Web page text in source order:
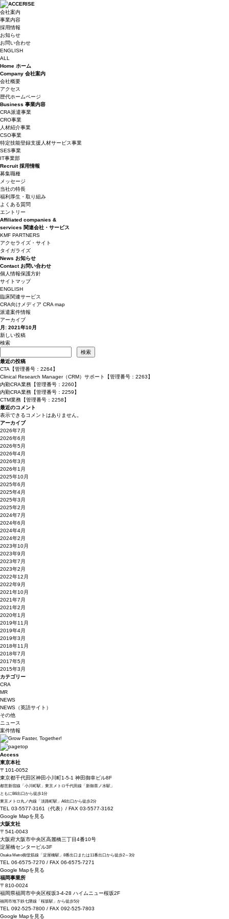
会社案内
事業内容
採用情報
お知らせ
お問い合わせ
ENGLISH
ALL
Home ホーム
Company 会社案内
会社概要
アクセス
歴代ホームページ
Business 事業内容
CRA派遣事業
CRO事業
人材紹介事業
CSO事業
特定技能登録支援人材サービス事業
SES事業
IT事業部
Recruit採用情報
募集職種
メッセージ
当社の特長
福利厚生・取り組み
よくある質問
エントリー
Affiliated companies &
services 関連会社・サービス
KMF PARTNERS
アクセライズ・サイト
タイガライズ
News お知らせ
Contactお問い合わせ
個人情報保護方針
サイトマップ
ENGLISH
臨床関連サービス
CRA向けメディア CRA map
派遣案件情報
アーカイブ
月: 2021年10月
投
稿
ビ
ゲ
シ
ョ
ン
新しい投稿
検索
検索
最近の投稿
CTA【管理番号：2264】
Clinical Research Manager（CRM）サポート【管理番号：2263】
内勤CRA業務【管理番号：2260】
内勤CRA業務【管理番号：2259】
CTM業務【管理番号：2258】
最近のコメント
表示できるコメントはありません。
アーカイブ
2026年7月
2026年6月
2026年5月
2026年4月
2026年3月
2026年1月
2025年10月
2025年6月
2025年4月
2025年3月
2025年2月
2024年7月
2024年6月
2024年4月
2024年2月
2023年10月
2023年9月
2023年7月
2023年2月
2022年12月
2022年9月
2021年10月
2021年7月
2021年2月
2020年1月
2019年11月
2019年4月
2019年3月
2018年11月
2018年7月
2017年5月
2015年3月
カテゴリー
CRA
MR
NEWS
NEWS（英語サイト）
その他
ニュース
案件情報
Access
東京本社
〒101-0052
東京都千代田区神田小川町1-5-1 神田御幸ビル8F
都営新宿線「小川町駅」東京メトロ千代田線「新御茶ノ水駅」
ともにB6出口から徒歩1分
東京メトロ丸ノ内線「淡路町駅」A6出口から徒歩2分
TEL 03-5577-3161（代表）/ FAX 03-5577-3162
Google Mapを見る
大阪支社
〒541-0043
大阪府大阪市中央区高麗橋三丁目4番10号
淀屋橋センタービル3F
Osaka Metro御堂筋線「淀屋橋駅」8番出口または11番出口から徒歩2～3分
TEL 06-6575-7270 / FAX 06-6575-7271
Google Mapを見る
福岡事業所
〒810-0024
福岡県福岡市中央区桜坂3-4-28 ハイムニュー桜坂2F
福岡市地下鉄七隈線「桜坂駅」から徒歩5分
TEL 092-525-7800 / FAX 092-525-7803
Google Mapを見る